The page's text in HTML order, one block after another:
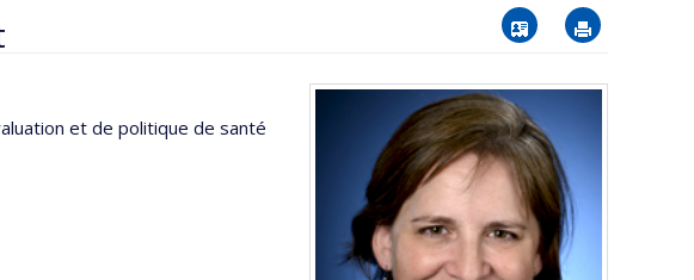
Vcard
et de politique de santé